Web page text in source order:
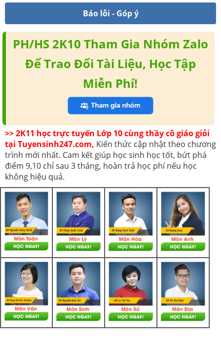
Báo lỗi - Góp ý
PH/HS 2K10 Tham Gia Nhóm Zalo
Để Trao Đổi Tài Liệu, Học Tập
Miễn Phí!
>> 2K11 học trực tuyến Lớp 10 cùng thầy cô giáo giỏi
tại Tuyensinh247.com, Kiến thức cập nhật theo chương
trình mới nhất. Cam kết giúp học sinh học tốt, bứt phá
điểm 9,10 chỉ sau 3 tháng, hoàn trả học phí nếu học
không hiệu quả.